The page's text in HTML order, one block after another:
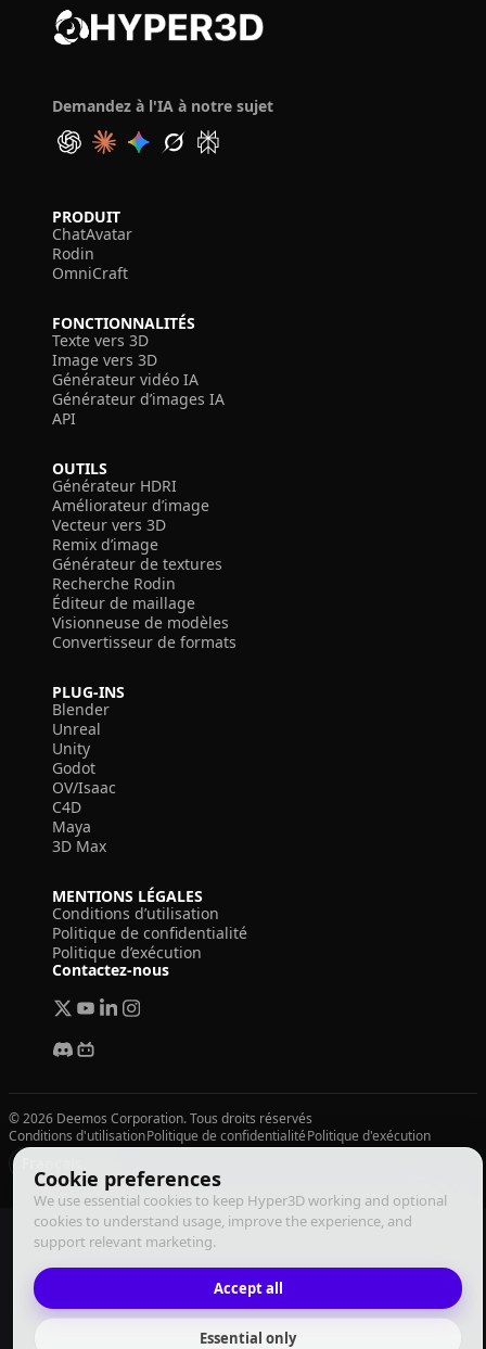
Cookie preferences
We use essential cookies to keep Hyper3D working and optional
cookies to understand usage, improve the experience, and
support relevant marketing.
Accept all
Essential only
Demandez à l'IA à notre sujet
PRODUIT
ChatAvatar
Rodin
OmniCraft
FONCTIONNALITÉS
Texte vers 3D
Image vers 3D
Générateur vidéo IA
Générateur d’images IA
API
OUTILS
Générateur HDRI
Améliorateur d’image
Vecteur vers 3D
Remix d’image
Générateur de textures
Recherche Rodin
Éditeur de maillage
Visionneuse de modèles
Convertisseur de formats
PLUG-INS
Blender
Unreal
Unity
Godot
OV/Isaac
C4D
Maya
3D Max
MENTIONS LÉGALES
Conditions d’utilisation
Politique de confidentialité
Politique d’exécution
Contactez-nous
© 2026 Deemos Corporation. Tous droits réservés
Conditions d'utilisationPolitique de confidentialitéPolitique d'exécution